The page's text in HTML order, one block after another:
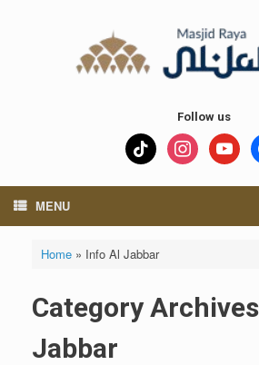
Follow us
tiktok instagramyoutube
MENU
Home» Info Al Jabbar
Category
Jabbar